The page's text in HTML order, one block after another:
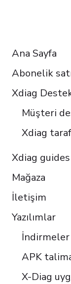
Ana Sayfa
Abonelik
Xdiag
Müşteri
Xdiag
Xdiag guides
Mağaza
İletişim
Yazılımlar
APK
X-Diag